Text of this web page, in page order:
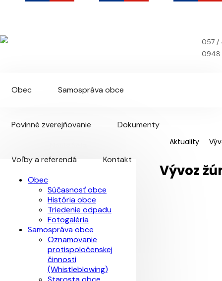
057 /
0948
Obec Samospráva obce
Povinné zverejňovanie Dokumenty
Voľby a referendá Kontakt
Aktuality
Vývoz
Obec
Súčasnosť obce
História obce
Triedenie odpadu
Fotogaléria
Samospráva obce
Oznamovanie
protispoločenskej
činnosti
(Whistleblowing)